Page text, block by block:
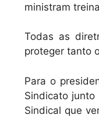
ministram
Todas as
proteger tanto
Para o
Sindicato
Sindical que